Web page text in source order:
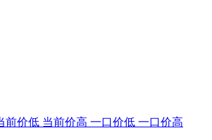
前价低 当前价高 一口价低 一口价高